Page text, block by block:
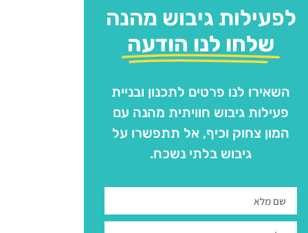
לפעילות גיבוש מהנה
שלחו לנו הודעה
השאירו לנו פרטים לתכנון ובניית
פעילות גיבוש חוויתית מהנה עם
המון צחוק וכיף, אל תתפשרו על
גיבוש בלתי נשכח.